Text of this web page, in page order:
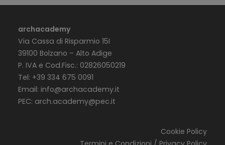
archacademy
Via Cassa di Risparmio 15I
39100 Bolzano – Alto Adige
P. IVA e Cod.Fisc.: 02826050219
Tel: +39 334 675 0091
Email: info@archacademy.it
PEC: arch.academy@pec.it
Cookie Policy